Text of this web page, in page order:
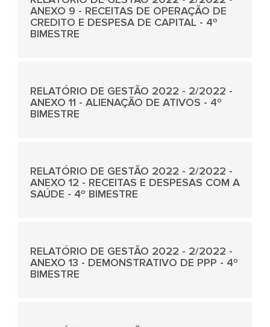
ANEXO 9 - RECEITAS DE OPERAÇÃO DE
CREDITO E DESPESA DE CAPITAL - 4º
BIMESTRE
RELATÓRIO DE GESTÃO 2022 - 2/2022 -
ANEXO 11 - ALIENAÇÃO DE ATIVOS - 4º
BIMESTRE
RELATÓRIO DE GESTÃO 2022 - 2/2022 -
ANEXO 12 - RECEITAS E DESPESAS COM A
SAÚDE - 4º BIMESTRE
RELATÓRIO DE GESTÃO 2022 - 2/2022 -
ANEXO 13 - DEMONSTRATIVO DE PPP - 4º
BIMESTRE